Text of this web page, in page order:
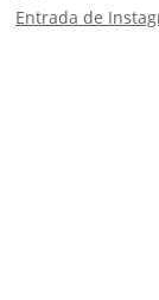
Entrada de